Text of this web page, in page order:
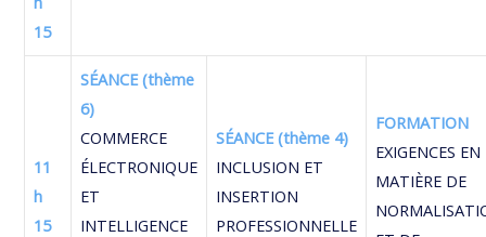
15
11
h
15
SÉANCE (thème
6)
COMMERCE
ÉLECTRONIQUE
ET
INTELLIGENCE
SÉANCE (thème 4)
INCLUSION ET
INSERTION
PROFESSIONNELLE
FORMATION
EXIGENCES EN
MATIÈRE DE